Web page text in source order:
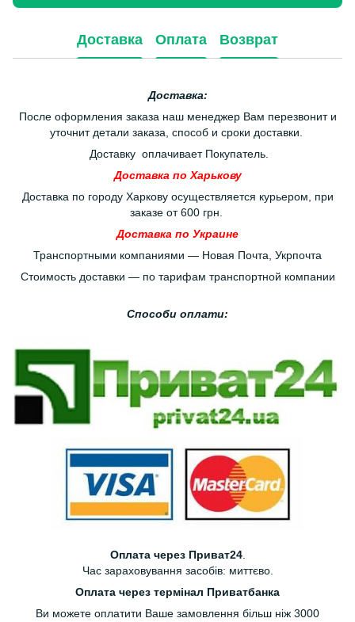
Доставка Оплата Возврат
Доставка:
После оформления заказа наш менеджер Вам перезвонит и
уточнит детали заказа, способ и сроки доставки.
Доставку оплачивает Покупатель.
Доставка по Харькову
Доставка по городу Харкову осуществляется курьером, при
заказе от 600 грн.
Доставка по Украине
Транспортными компаниями — Новая Почта, Укрпочта
Стоимость доставки — по тарифам транспортной компании
Способи оплати:
Оплата через Приват24.
Час зараховування засобів: миттєво.
Оплата через термінал Приватбанка
Ви можете оплатити Ваше замовлення більш ніж 3000